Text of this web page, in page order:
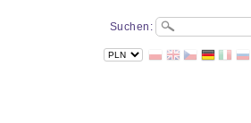
Suchen: